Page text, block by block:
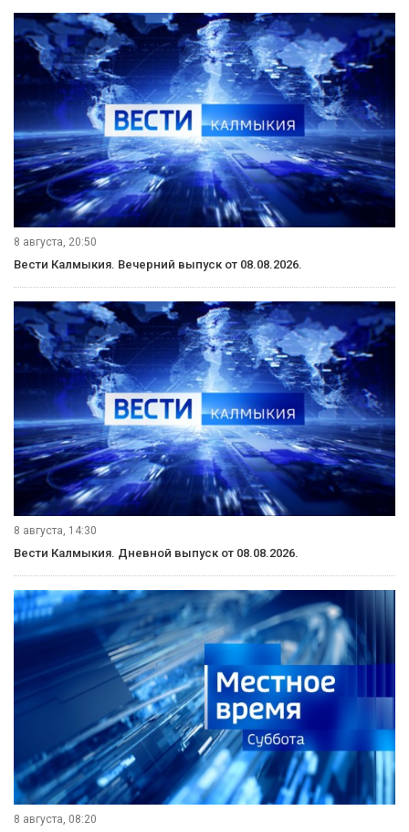
8 августа, 20:50
Вести Калмыкия. Вечерний выпуск от 08.08.2026.
8 августа, 14:30
Вести Калмыкия. Дневной выпуск от 08.08.2026.
8 августа, 08:20